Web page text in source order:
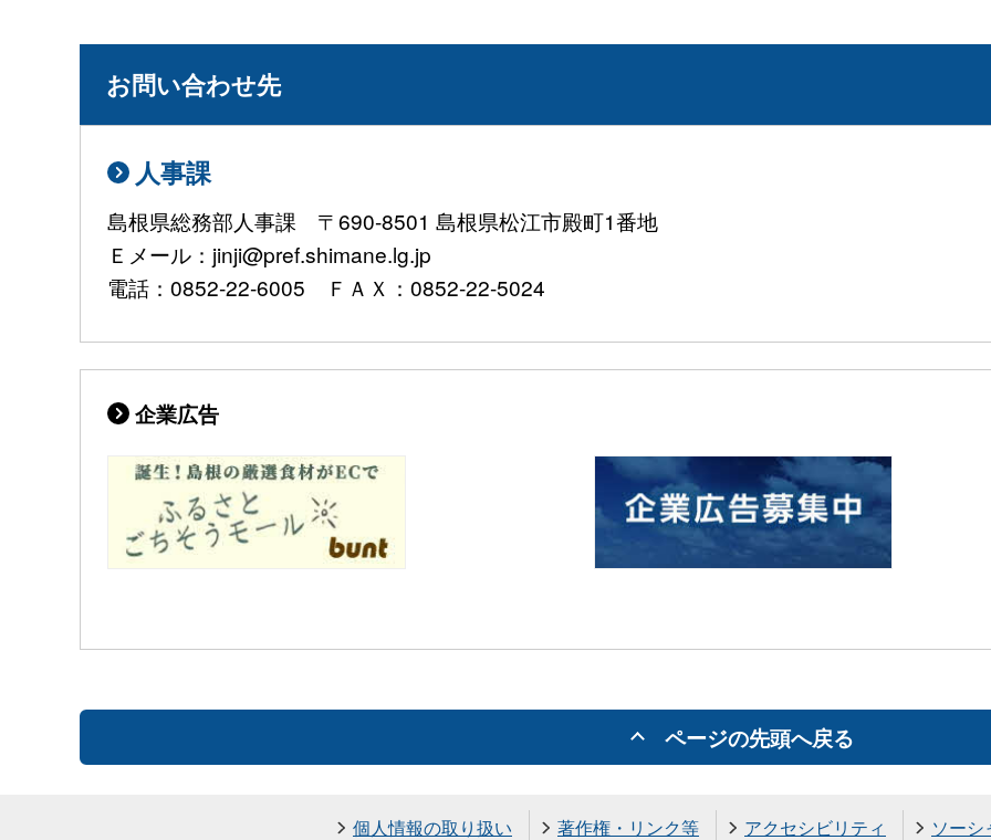
お問い合わせ先
人事課
島根県総務部人事課 〒690-8501 島根県松江市殿町1番地
Ｅメール：jinji@pref.shimane.lg.jp
電話：0852-22-6005 ＦＡＸ：0852-22-5024
企業広告
ページの先頭へ戻る
個人情報の取り扱い 著作権・リンク等 アクセシビリティ ソー